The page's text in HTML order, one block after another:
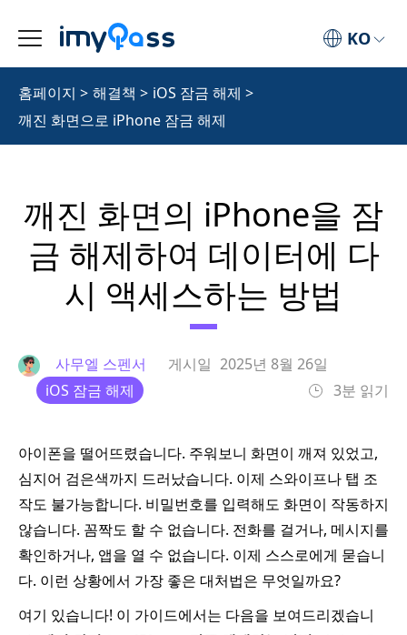
KO
홈페이지 > 해결책 > iOS 잠금 해제 >
깨진 화면으로 iPhone 잠금 해제
깨진 화면의 iPhone을 잠
금 해제하여 데이터에 다
시 액세스하는 방법
사무엘 스펜서 게시일 2025년 8월 26일
iOS 잠금 해제
3분 읽기
아이폰을 떨어뜨렸습니다. 주워보니 화면이 깨져 있었고,
심지어 검은색까지 드러났습니다. 이제 스와이프나 탭 조
작도 불가능합니다. 비밀번호를 입력해도 화면이 작동하지
않습니다. 꼼짝도 할 수 없습니다. 전화를 걸거나, 메시지를
확인하거나, 앱을 열 수 없습니다. 이제 스스로에게 묻습니
다. 이런 상황에서 가장 좋은 대처법은 무엇일까요?
여기 있습니다! 이 가이드에서는 다음을 보여드리겠습니